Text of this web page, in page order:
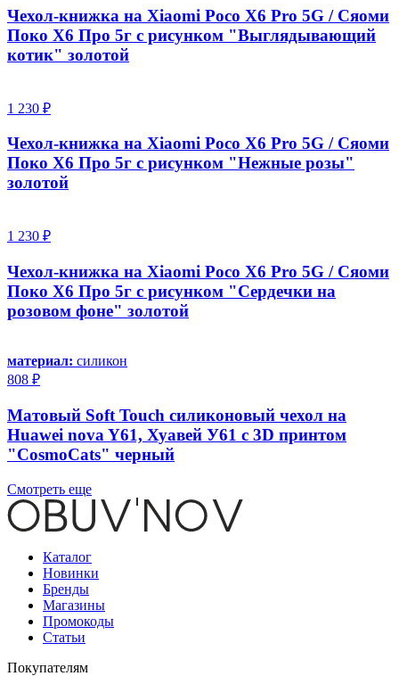
Чехол-книжка на Xiaomi Poco X6 Pro 5G / Сяоми
Поко Х6 Про 5г с рисунком "Выглядывающий
котик" золотой
1 230 ₽
Чехол-книжка на Xiaomi Poco X6 Pro 5G / Сяоми
Поко Х6 Про 5г с рисунком "Нежные розы"
золотой
1 230 ₽
Чехол-книжка на Xiaomi Poco X6 Pro 5G / Сяоми
Поко Х6 Про 5г с рисунком "Сердечки на
розовом фоне" золотой
материал: силикон
808 ₽
Матовый Soft Touch силиконовый чехол на
Huawei nova Y61, Хуавей У61 с 3D принтом
"CosmoCats" черный
Смотреть еще
Каталог
Новинки
Бренды
Магазины
Промокоды
Статьи
Покупателям